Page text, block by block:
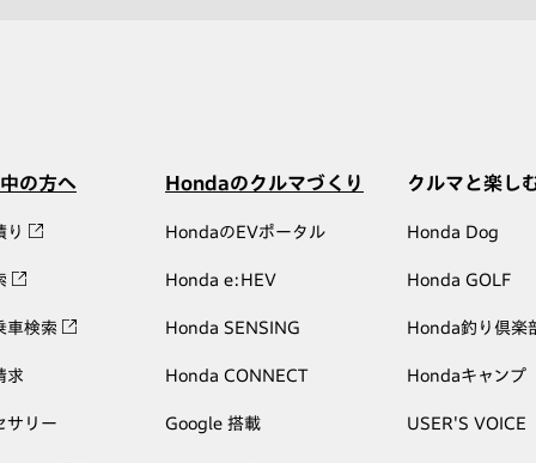
の方へ
り
車検索
求
サリー
Hondaのクルマづくり
HondaのEVポータル
Honda e:HEV
Honda SENSING
Honda CONNECT
Google 搭載
クルマと楽し
Honda Dog
Honda GOLF
Honda釣り倶楽
Hondaキャンプ
USER'S VOICE